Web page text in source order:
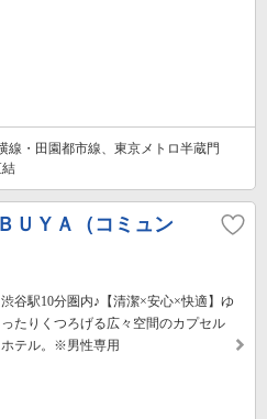
・田園都市線、東京メトロ半蔵門
ＵＹＡ（コミュン
渋谷駅10分圏内♪【清潔×安心×快適】ゆ
ったりくつろげる広々空間のカプセル
ホテル。※男性専用